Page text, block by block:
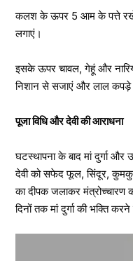
कलश के ऊपर 5 आम के पत्ते
लगाएं।
इसके ऊपर चावल, गेहूं और
निशान से सजाएं और लाल कपड़े
पूजा विधि और देवी की आराधना
घटस्थापना के बाद मां दुर्गा
देवी को सफेद फूल, सिंदूर,
का दीपक जलाकर
दिनों तक मां दुर्गा की भक्ति